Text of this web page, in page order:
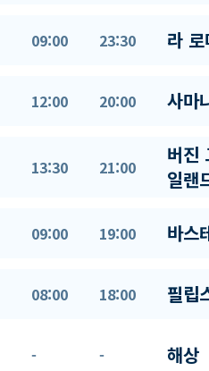
09:00 23:30 라
12:00 20:00 사마
13:30 21:00
버진
일랜
09:00 19:00 바스
08:00 18:00 필립
- - 해상